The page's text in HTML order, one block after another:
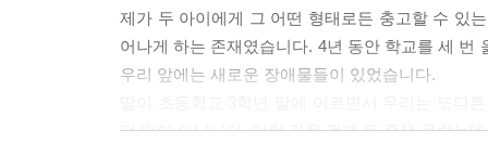
제가 두 아이에게 그 어떤 형태로든 충고할 수 있
어나게 하는 존재였습니다. 4년 동안 학교를 세 번
우리 앞에는 새로운 장애물들이 있었습니다.
던 일이 아닙니다. 이런 길을 걷게 될 줄은 몰랐는